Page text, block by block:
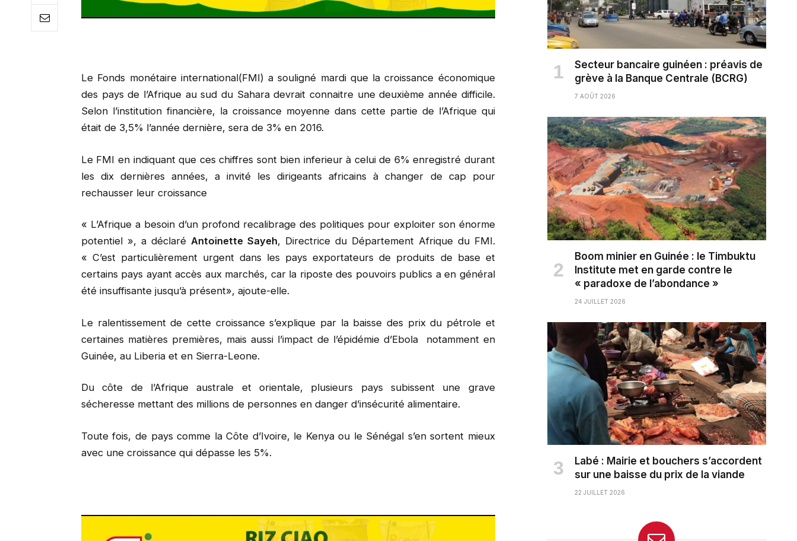
Le Fonds monétaire international(FMI) a souligné mardi que la croissance économique
des pays de l’Afrique au sud du Sahara devrait connaitre une deuxième année difficile.
Selon l’institution financière, la croissance moyenne dans cette partie de l’Afrique qui
était de 3,5% l’année dernière, sera de 3% en 2016.
Le FMI en indiquant que ces chiffres sont bien inferieur à celui de 6% enregistré durant
les dix dernières années, a invité les dirigeants africains à changer de cap pour
rechausser leur croissance
« L’Afrique a besoin d’un profond recalibrage des politiques pour exploiter son énorme
potentiel », a déclaré Antoinette Sayeh, Directrice du Département Afrique du FMI.
« C’est particulièrement urgent dans les pays exportateurs de produits de base et
certains pays ayant accès aux marchés, car la riposte des pouvoirs publics a en général
été insuffisante jusqu’à présent», ajoute-elle.
Le ralentissement de cette croissance s’explique par la baisse des prix du pétrole et
certaines matières premières, mais aussi l’impact de l’épidémie d’Ebola notamment en
Guinée, au Liberia et en Sierra-Leone.
Du côte de l’Afrique australe et orientale, plusieurs pays subissent une grave
sécheresse mettant des millions de personnes en danger d’insécurité alimentaire.
Toute fois, de pays comme la Côte d’Ivoire, le Kenya ou le Sénégal s’en sortent mieux
avec une croissance qui dépasse les 5%.
Secteur bancaire guinéen : préavis de
grève à la Banque Centrale (BCRG)
7 AOÛT 2026
Boom minier en Guinée : le Timbuktu
Institute met en garde contre le
« paradoxe de l’abondance »
24 JUILLET 2026
Labé : Mairie et bouchers s’accordent
sur une baisse du prix de la viande
22 JUILLET 2026